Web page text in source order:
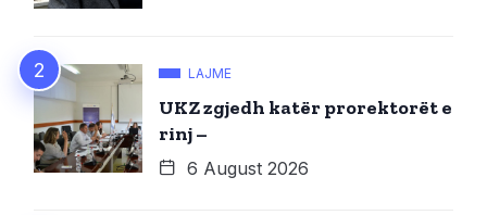
LAJME
UKZ zgjedh katër prorektorët e
rinj –
6 August 2026